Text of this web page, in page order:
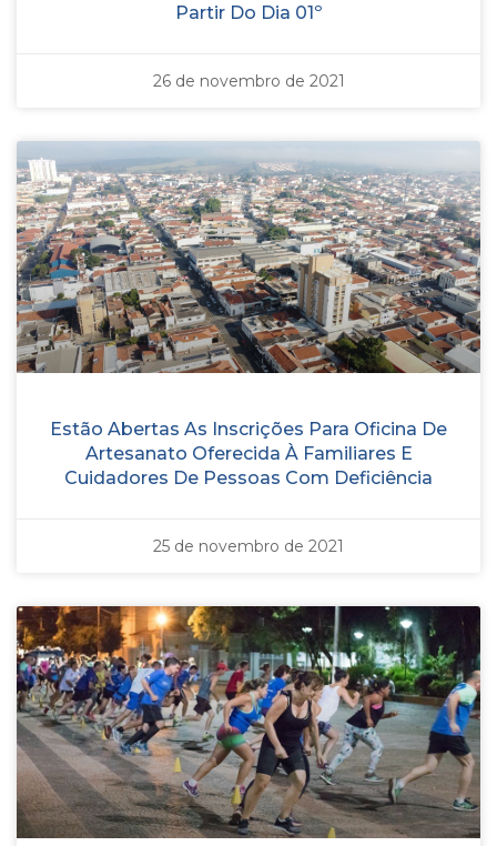
Partir Do Dia 01º
26 de novembro de 2021
Estão Abertas As Inscrições Para Oficina De
Artesanato Oferecida À Familiares E
Cuidadores De Pessoas Com Deficiência
25 de novembro de 2021